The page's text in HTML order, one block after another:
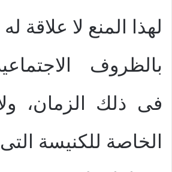
لهذا المنع لا علاقة له
بالظروف
فى ذلك الزمان،
الخاصة للكنيسة